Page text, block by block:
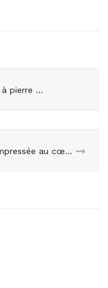
NunnaUuni : le poêle de masse à pierre ollaire qui change les règles — Devenez partenaire installateur
SimplyFeu, la bûche compressée au cœur d’un chauffage bois nouvelle génération